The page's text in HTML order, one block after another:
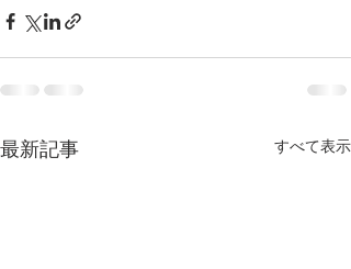
最新記事 すべて表示